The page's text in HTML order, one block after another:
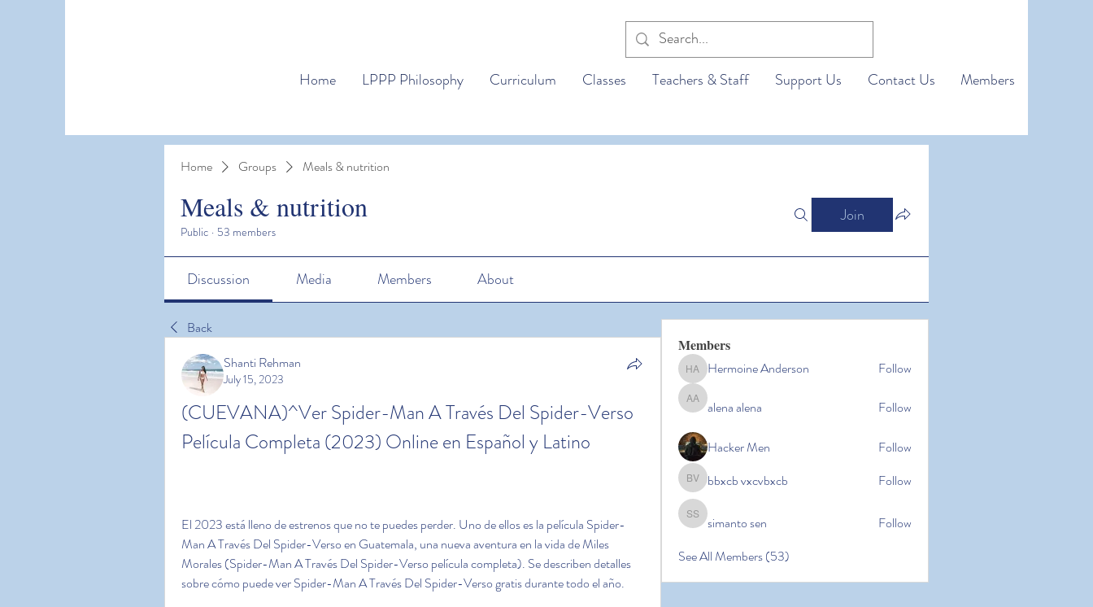
Home LPPP Philosophy Curriculum Classes Teachers & Staff Support Us Contact Us Members
Home Groups Meals & nutrition
Meals & nutrition
Public · 53 members
Join
Discussion Media Members About
Back
Shanti Rehman
July 15, 2023
(CUEVANA)^Ver Spider-Man A Través Del Spider-Verso
Película Completa (2023) Online en Español y Latino
El 2023 está lleno de estrenos que no te puedes perder. Uno de ellos es la película Spider-
Man A Través Del Spider-Verso en Guatemala, una nueva aventura en la vida de Miles
Morales (Spider-Man A Través Del Spider-Verso película completa). Se describen detalles
sobre cómo puede ver Spider-Man A Través Del Spider-Verso gratis durante todo el año.
Members
Hermoine Anderson
Hermoine Anderson Follow
alena alena
alena alena Follow
Hacker Men Follow
bbxcb vxcvbxcb
bbxcb vxcvbxcb Follow
simanto sen
simanto sen
Follow
See All Members (53)